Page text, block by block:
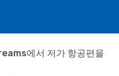
에서 저가 항공편을